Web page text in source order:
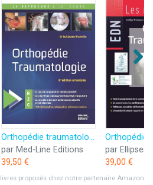
Orthopédie traumatologie
par Med-Line Editions
39,50 €
par Ellipses
39,00 €
livres proposés chez notre partenaire Amazon